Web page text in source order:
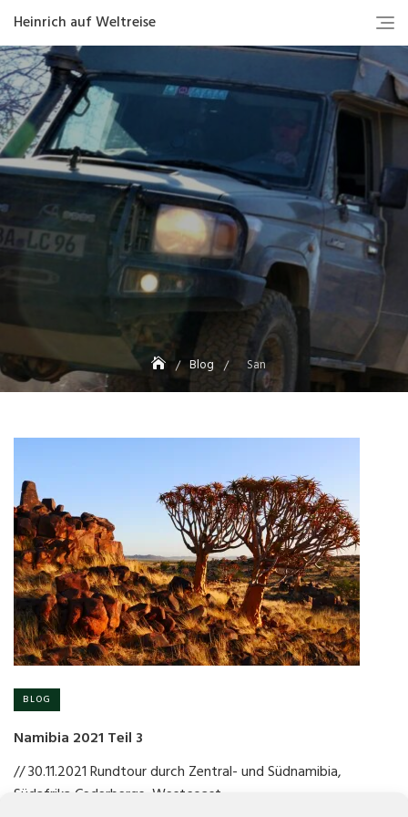
Heinrich auf Weltreise
Blog San
BLOG
Namibia 2021 Teil 3
// 30.11.2021 Rundtour durch Zentral- und Südnamibia,
Südafrika Cederbergs, Westcoast…